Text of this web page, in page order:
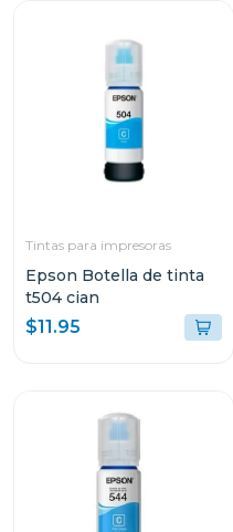
Tintas para impresoras
Epson Botella de tinta
t504 cian
$11.95